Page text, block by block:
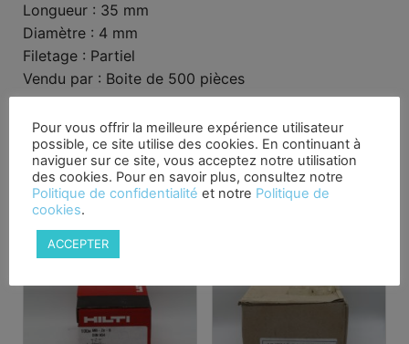
Longueur : 35 mm
Diamètre : 4 mm
Filetage : Partiel
Vendu par : Boite de 500 pièces
Produits similaires
Pour vous offrir la meilleure expérience utilisateur
possible, ce site utilise des cookies. En continuant à
naviguer sur ce site, vous acceptez notre utilisation
des cookies. Pour en savoir plus, consultez notre
Politique de confidentialité et notre Politique de
cookies.
ACCEPTER